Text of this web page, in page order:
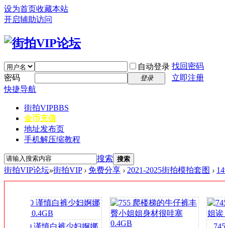
设为首页收藏本站
开启辅助访问
自动登录 找回密码
密码
登录
立即注册
快捷导航
街拍VIPBBS
金币充值
地址发布页
手机解压缩教程
搜索 搜索
街拍VIP论坛»街拍VIP › 免费分享 › 2021-2025街拍模拍套图 ›
760 谨慎白裤少妇婀娜
745